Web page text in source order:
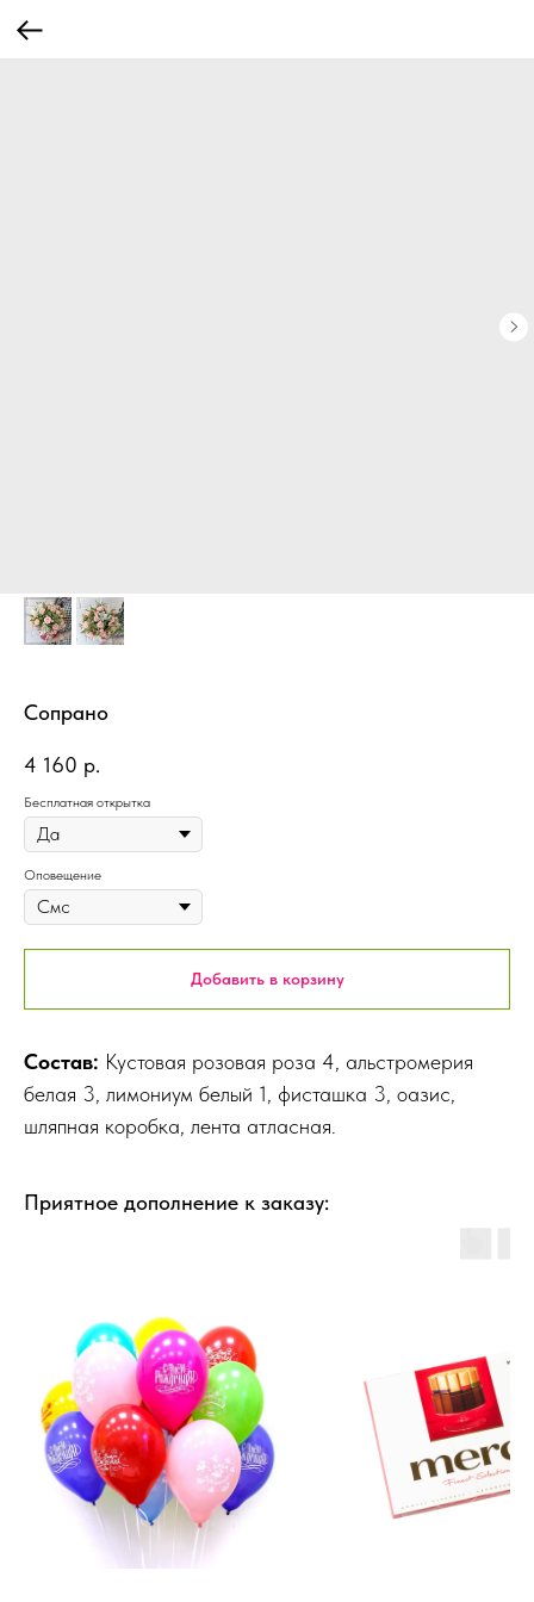
Сопрано
4 160 р.
Бесплатная открытка
Оповещение
Добавить в корзину
Состав: Кустовая розовая роза 4, альстромерия
белая 3, лимониум белый 1, фисташка 3, оазис,
шляпная коробка, лента атласная.
Приятное дополнение к заказу: